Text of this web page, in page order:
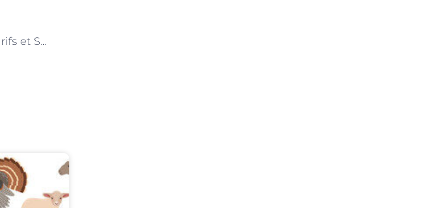
Amour pour les Animaux : Tarifs et Soins des Éleveurs d’Animaux de Compagnie